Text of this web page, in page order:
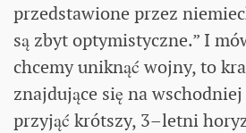
przedstawione przez
są zbyt optymistyczne.” I
chcemy uniknąć wojny, to
znajdujące się na
przyjąć krótszy, 3–letni